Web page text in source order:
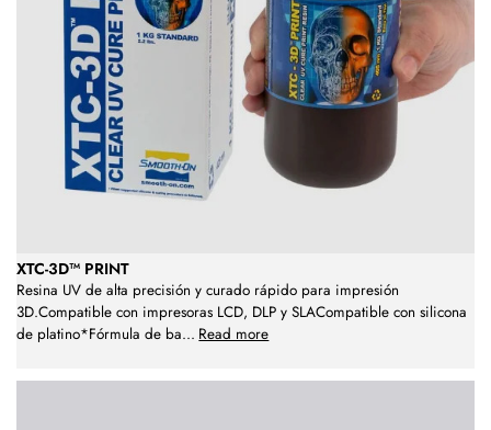
XTC-3D™ PRINT
Resina UV de alta precisión y curado rápido para impresión
3D.Compatible con impresoras LCD, DLP y SLACompatible con silicona
de platino*Fórmula de ba... Read more